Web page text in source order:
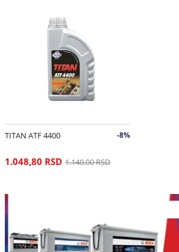
TITAN ATF 4400 -8%
1.048,80 RSD 1.140,00 RSD